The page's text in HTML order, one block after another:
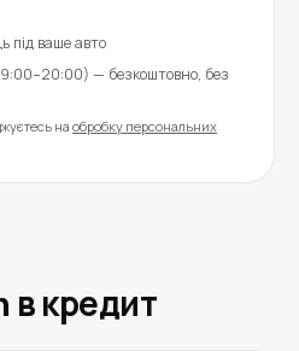
під ваше авто
— безкоштовно, без
на обробку персональних
в кредит